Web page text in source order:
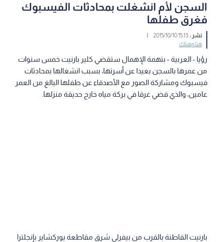
السجن لأم انشغلت بمحادثات الفيسبوك
فغرق طفلها
نشر :15:13 2015/10/10
|
هنا وهناك
رؤيا - العربية - بتهمة الإهمال ستقضي كلير بارنيت خمس سنوات
من عمرها بالسجن بعيدا عن أسرتها، بسبب انشغالها بمحادثات
فيسبوك ومشاركة الصور مع الأصدقاء عن طفلها البالغ من العمر
عامين، والذي قضي غرقا في بركة مياه خارج حديقة منزلها.
بارنيت القاطنة بالقرب من بيفرلي شرق مقاطعة يوركشاير بإنجلترا